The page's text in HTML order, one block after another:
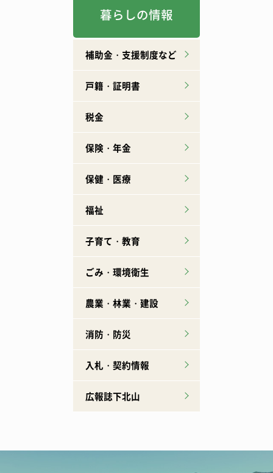
暮らしの情報
補助金・支援制度など
戸籍・証明書
税金
保険・年金
保健・医療
福祉
子育て・教育
ごみ・環境衛生
農業・林業・建設
消防・防災
入札・契約情報
広報誌下北山